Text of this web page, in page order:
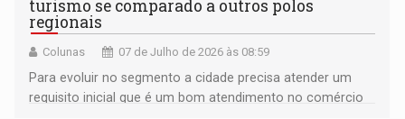
turismo se comparado a outros polos
regionais
Colunas 07 de Julho de 2026 às 08:59
Para evoluir no segmento a cidade precisa atender um
requisito inicial que é um bom atendimento no comércio